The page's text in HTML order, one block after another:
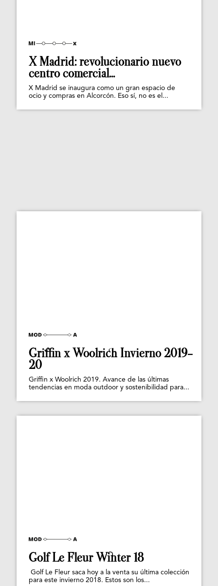
X Madrid: revolucionario nuevo
centro comercial...
X Madrid se inaugura como un gran espacio de
ocio y compras en Alcorcón. Eso sí, no es el...
Griffin x Woolrich Invierno 2019-
20
Griffin x Woolrich 2019. Avance de las últimas
tendencias en moda outdoor y sostenibilidad para...
Golf Le Fleur Winter 18
Golf Le Fleur saca hoy a la venta su última colección
para este invierno 2018. Estos son los...